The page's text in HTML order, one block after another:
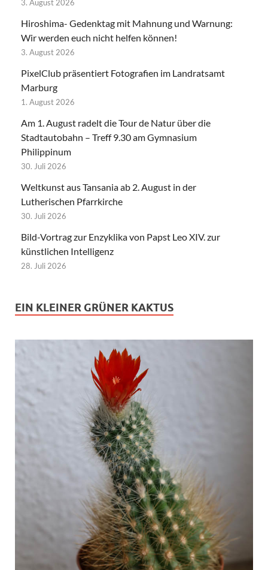
3. August 2026
Hiroshima- Gedenktag mit Mahnung und Warnung:
Wir werden euch nicht helfen können!
3. August 2026
PixelClub präsentiert Fotografien im Landratsamt
Marburg
1. August 2026
Am 1. August radelt die Tour de Natur über die
Stadtautobahn – Treff 9.30 am Gymnasium
Philippinum
30. Juli 2026
Weltkunst aus Tansania ab 2. August in der
Lutherischen Pfarrkirche
30. Juli 2026
Bild-Vortrag zur Enzyklika von Papst Leo XIV. zur
künstlichen Intelligenz
28. Juli 2026
EIN KLEINER GRÜNER KAKTUS